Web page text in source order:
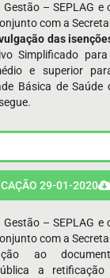
– SEPLAG
com a
das
Simplificado
e superior
Básica de Saúde
29-01-2020
– SEPLAG
com a
ao
a